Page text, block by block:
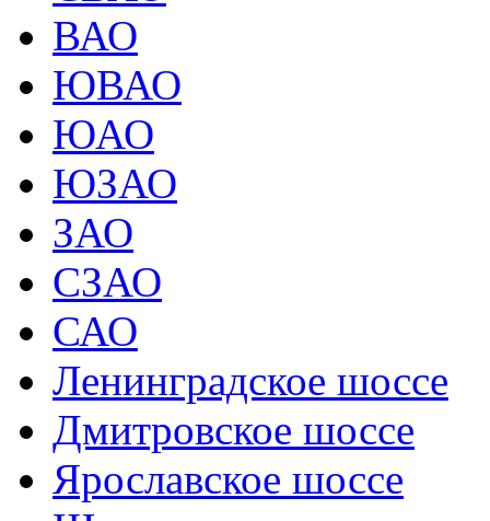
ВАО
ЮВАО
ЮАО
ЮЗАО
ЗАО
СЗАО
САО
Ленинградское шоссе
Дмитровское шоссе
Ярославское шоссе